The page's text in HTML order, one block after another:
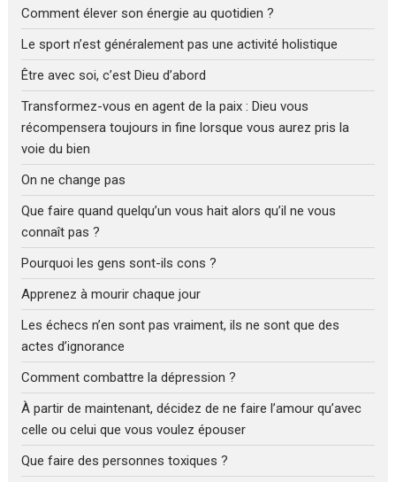
Comment élever son énergie au quotidien ?
Le sport n’est généralement pas une activité holistique
Être avec soi, c’est Dieu d’abord
Transformez-vous en agent de la paix : Dieu vous
récompensera toujours in fine lorsque vous aurez pris la
voie du bien
On ne change pas
Que faire quand quelqu’un vous hait alors qu’il ne vous
connaît pas ?
Pourquoi les gens sont-ils cons ?
Apprenez à mourir chaque jour
Les échecs n’en sont pas vraiment, ils ne sont que des
actes d’ignorance
Comment combattre la dépression ?
À partir de maintenant, décidez de ne faire l’amour qu’avec
celle ou celui que vous voulez épouser
Que faire des personnes toxiques ?